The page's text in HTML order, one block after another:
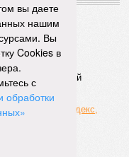
индексируемой
СМИ2, Яндекс,
вы даете
нашим
Вы
Cookies в
с
обработки